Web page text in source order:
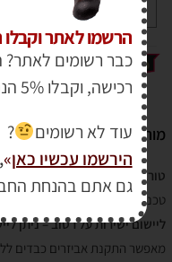
-
+
מותג :RHIN0
טורבו טאק – דבק לבן חזק לכל
טכנולוגית פולימר מתקדמת
ליישום ישירות על רטוב – ניתן
מאפשר התקנת אביזרים כבדים
הרשמו לאתר
כבר רשומים לאתר?
רכישה, וקבלו 5% הנחה על כל עגלת הקניות.
עוד לא רשומים
?
הירשמו עכשיו כאן»
,
גם אתם בהנחת